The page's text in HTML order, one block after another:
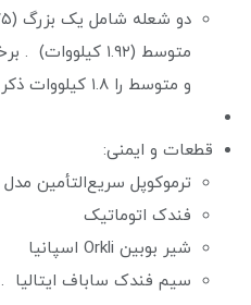
و متوسط را ۱.۸ کیلووات ذکر کرده‌اند .
قطعات و ایمنی:
ترموکوپل سریع‌التأمین مدل Top Time
فندک اتوماتیک
شیر بوبین Orkli اسپانیا
سیم فندک ساباف ایتالیا .